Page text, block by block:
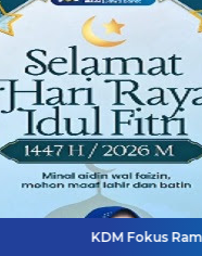
KDM Fokus Rampungkan